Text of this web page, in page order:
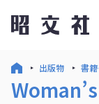
出版物 書籍